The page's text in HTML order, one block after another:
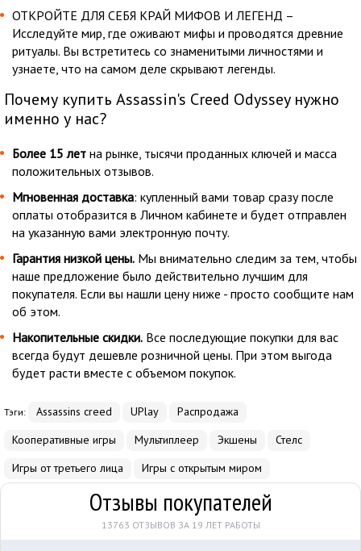
ОТКРОЙТЕ ДЛЯ СЕБЯ КРАЙ МИФОВ И ЛЕГЕНД –
Исследуйте мир, где оживают мифы и проводятся древние
ритуалы. Вы встретитесь со знаменитыми личностями и
узнаете, что на самом деле скрывают легенды.
Почему купить Assassin's Creed Odyssey нужно
именно у нас?
Более 15 лет на рынке, тысячи проданных ключей и масса
положительных отзывов.
Мгновенная доставка: купленный вами товар сразу после
оплаты отобразится в Личном кабинете и будет отправлен
на указанную вами электронную почту.
Гарантия низкой цены. Мы внимательно следим за тем, чтобы
наше предложение было действительно лучшим для
покупателя. Если вы нашли цену ниже - просто сообщите нам
об этом.
Накопительные скидки. Все последующие покупки для вас
всегда будут дешевле розничной цены. При этом выгода
будет расти вместе с объемом покупок.
Тэги: Assassins creed UPlay
Распродажа
Кооперативные игры
Мультиплеер Экшены
Стелс
Игры от третьего лица
Игры с открытым миром
Отзывы покупателей
13763 ОТЗЫВОВ ЗА 19 ЛЕТ РАБОТЫ